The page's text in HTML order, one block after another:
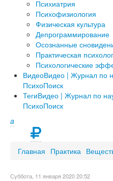
Психиатрия
Психофизиология
Физическая культура
Депрограммирование
Осознанные
Практическая
Психологические
ВидеоВидео | Журнал по
ПсихоПоиск
ТегиВидео | Журнал по
ПсихоПоиск
a
Главная Практика
Суббота, 11 января 2020 20:52